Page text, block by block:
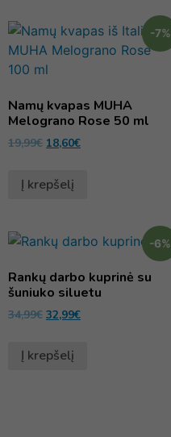
-7%
Namų kvapas MUHA
Melograno Rose 50 ml
19,99€ 18,60€
Į krepšelį
-6%
Rankų darbo kuprinė su
šuniuko siluetu
34,99€ 32,99€
Į krepšelį